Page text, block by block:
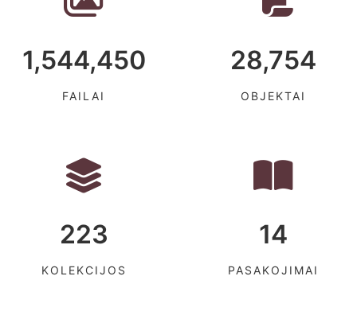
1,544,450
FAILAI
28,754
OBJEKTAI
223
KOLEKCIJOS
14
PASAKOJIMAI